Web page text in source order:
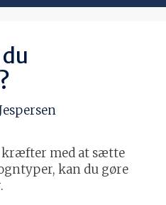
kræfter med at sætte
kan du gøre